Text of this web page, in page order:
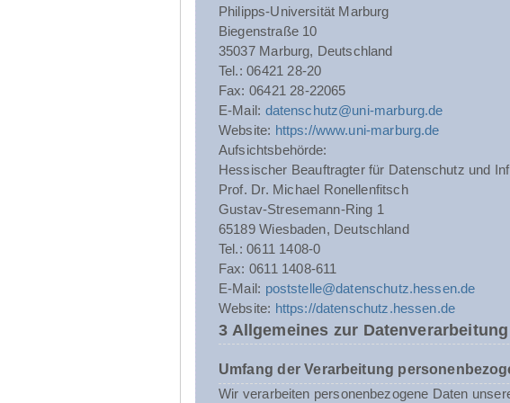
Philipps-Universität Marburg
Biegenstraße 10
35037 Marburg, Deutschland
Tel.: 06421 28-20
Fax: 06421 28-22065
E-Mail: datenschutz@uni-marburg.de
Website: https://www.uni-marburg.de
Aufsichtsbehörde:
Hessischer Beauftragter für Datenschutz und
Prof. Dr. Michael Ronellenfitsch
Gustav-Stresemann-Ring 1
65189 Wiesbaden, Deutschland
Tel.: 0611 1408-0
Fax: 0611 1408-611
E-Mail: poststelle@datenschutz.hessen.de
Website: https://datenschutz.hessen.de
3 Allgemeines zur Datenverarbeitung
Umfang der Verarbeitung
Wir verarbeiten personenbezogene Daten